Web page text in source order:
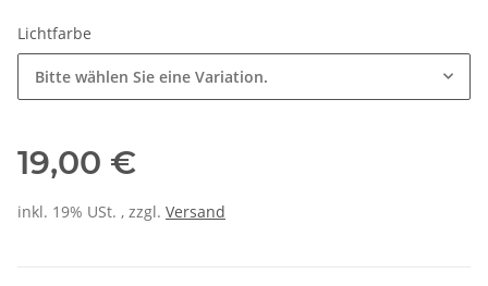
Lichtfarbe
Bitte wählen Sie eine Variation.
19,00 €
inkl. 19% USt. , zzgl. Versand